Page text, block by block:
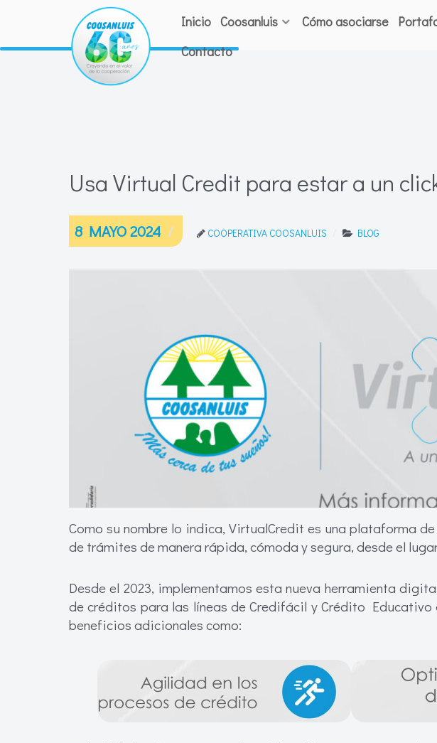
Inicio Coosanluis Cómo asociarse
Contacto
Usa Virtual Credit para estar a un
8 MAYO 2024 COOPERATIVA COOSANLUIS BLOG
Como su nombre lo indica, VirtualCredit es una plataforma
de trámites de manera rápida, cómoda y segura, desde el
Desde el 2023, implementamos esta nueva herramienta
de créditos para las líneas de Credifácil y Crédito
beneficios adicionales como: